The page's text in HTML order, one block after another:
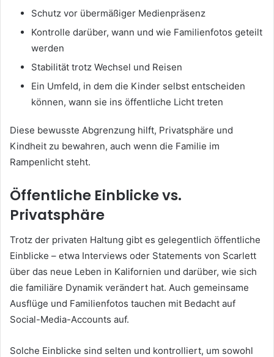
Schutz vor übermäßiger Medienpräsenz
Kontrolle darüber, wann und wie Familienfotos geteilt
werden
Stabilität trotz Wechsel und Reisen
Ein Umfeld, in dem die Kinder selbst entscheiden
können, wann sie ins öffentliche Licht treten
Diese bewusste Abgrenzung hilft, Privatsphäre und
Kindheit zu bewahren, auch wenn die Familie im
Rampenlicht steht.
Öffentliche Einblicke vs.
Privatsphäre
Trotz der privaten Haltung gibt es gelegentlich öffentliche
Einblicke – etwa Interviews oder Statements von Scarlett
über das neue Leben in Kalifornien und darüber, wie sich
die familiäre Dynamik verändert hat. Auch gemeinsame
Ausflüge und Familienfotos tauchen mit Bedacht auf
Social-Media-Accounts auf.
Solche Einblicke sind selten und kontrolliert, um sowohl